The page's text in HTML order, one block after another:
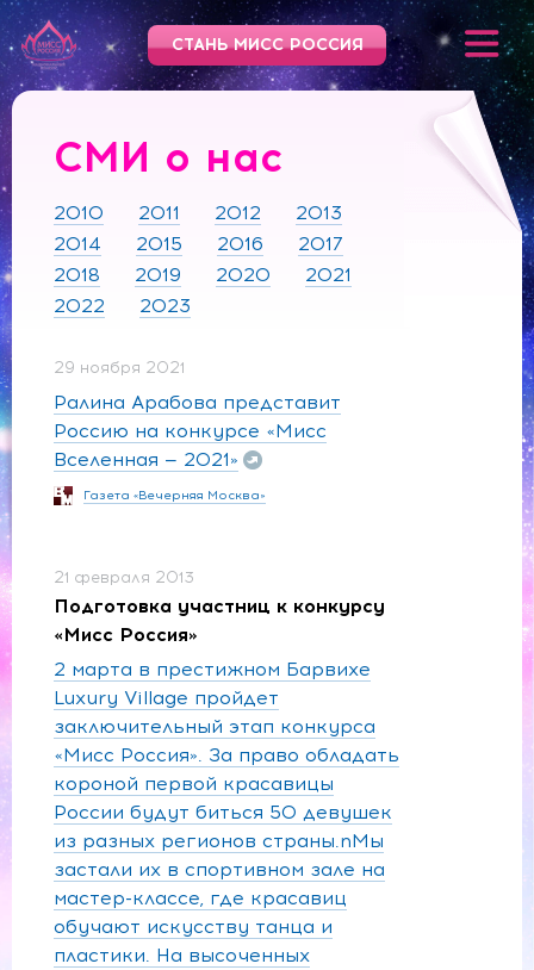
СТАНЬ МИСС РОССИЯ
СМИ о нас
2010 2011 2012
2013
2014
2015 2016
2017
2018
2019 2020
2021
2022
2023
29 ноября 2021
Ралина Арабова представит
Россию на конкурсе «Мисс
Вселенная — 2021»
Газета «Вечерняя Москва»
21 февраля 2013
Подготовка участниц к конкурсу
«Мисс Россия»
2 марта в престижном Барвихе
Luxury Village пройдет
заключительный этап конкурса
«Мисс Россия». За право обладать
короной первой красавицы
России будут биться 50 девушек
из разных регионов страны.nМы
застали их в спортивном зале на
мастер-классе, где красавиц
обучают искусству танца и
пластики. На высоченных